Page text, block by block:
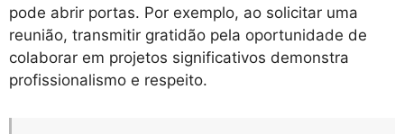
pode abrir portas. Por exemplo, ao solicitar uma
reunião, transmitir gratidão pela oportunidade de
colaborar em projetos significativos demonstra
profissionalismo e respeito.